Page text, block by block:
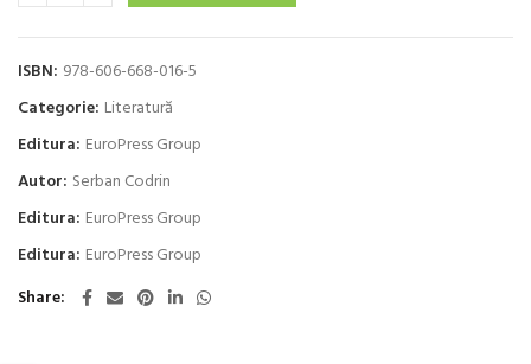
ISBN: 978-606-668-016-5
Categorie: Literatură
Editura: EuroPress Group
Autor: Serban Codrin
Editura: EuroPress Group
Editura: EuroPress Group
Share